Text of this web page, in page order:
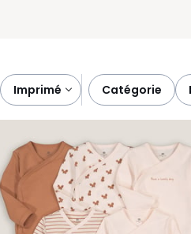
imprimé catégorie